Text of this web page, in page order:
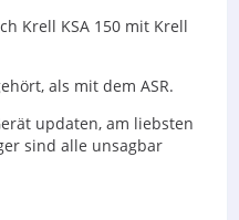
Krell KSA 150 mit Krell
als mit dem ASR.
updaten, am liebsten
sind alle unsagbar